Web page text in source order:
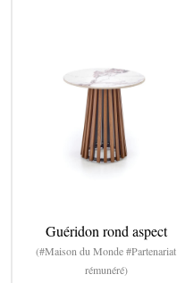
Guéridon rond aspect
(#Maison du Monde #Partenariat
rémunéré)